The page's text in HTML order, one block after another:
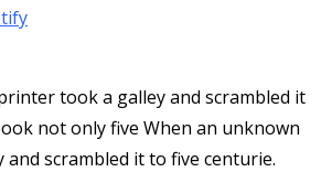
took a galley and scrambled it
not only five When an unknown
scrambled it to five centurie.